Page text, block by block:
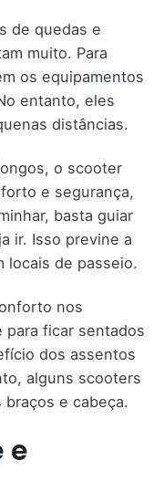
de quedas e
muito. Para
os equipamentos
entanto, eles
distâncias.
o scooter
e segurança,
basta guiar
ir. Isso previne a
locais de passeio.
nos
ficar sentados
dos assentos
alguns scooters
braços e cabeça.
e